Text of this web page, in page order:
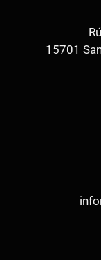
15701